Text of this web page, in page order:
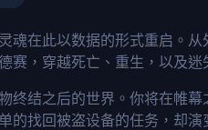
魂在此以数据的形式重启。
赛，穿越死亡、重生，以及迷
终结之后的世界。你将在帷
的找回被盗设备的任务，却